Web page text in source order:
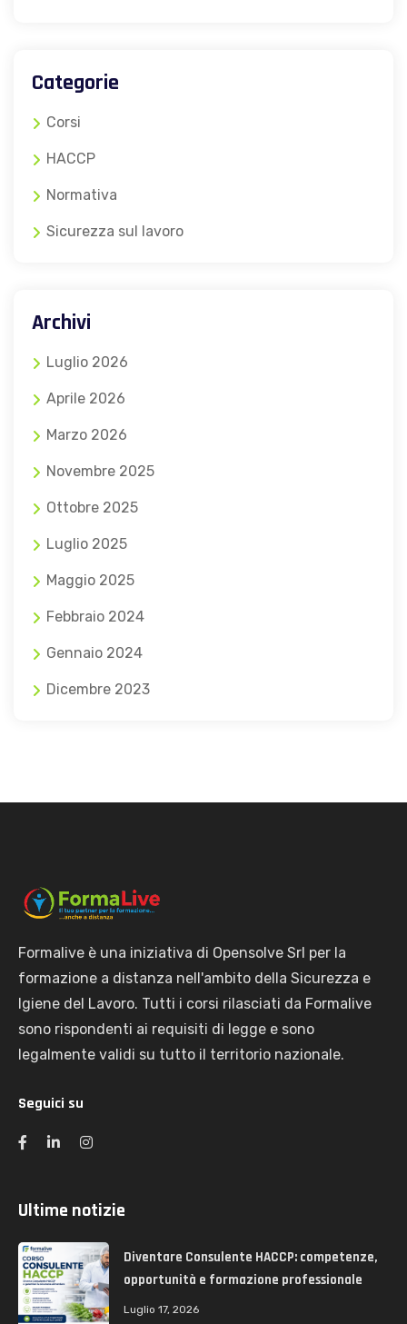
Categorie
Corsi
HACCP
Normativa
Sicurezza sul lavoro
Archivi
Luglio 2026
Aprile 2026
Marzo 2026
Novembre 2025
Ottobre 2025
Luglio 2025
Maggio 2025
Febbraio 2024
Gennaio 2024
Dicembre 2023
Formalive è una iniziativa di Opensolve Srl per la
formazione a distanza nell'ambito della Sicurezza e
Igiene del Lavoro. Tutti i corsi rilasciati da Formalive
sono rispondenti ai requisiti di legge e sono
legalmente validi su tutto il territorio nazionale.
Seguici su
Ultime notizie
Diventare Consulente HACCP: competenze,
opportunità e formazione professionale
Luglio 17, 2026